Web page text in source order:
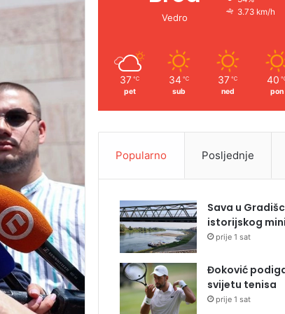
Vedro
3.73 km/h
37 ℃
pet
34 ℃
sub
37 ℃
ned
40
pon
Popularno Posljednje
Sava u
istorijskog
prije 1 sat
Đoković
svijetu tenisa
prije 1 sat